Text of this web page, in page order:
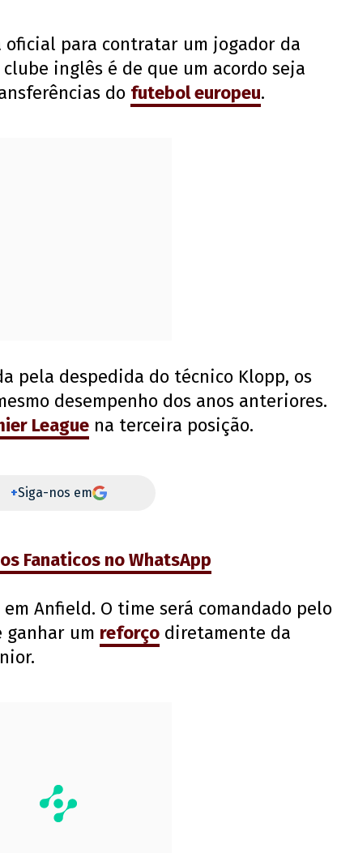
oficial para contratar um jogador da
inglês é de que um acordo seja
do futebol europeu.
pela despedida do técnico Klopp, os
desempenho dos anos anteriores.
League na terceira posição.
+Siga-nos em
Fanaticos no WhatsApp
Anfield. O time será comandado pelo
ganhar um reforço diretamente da